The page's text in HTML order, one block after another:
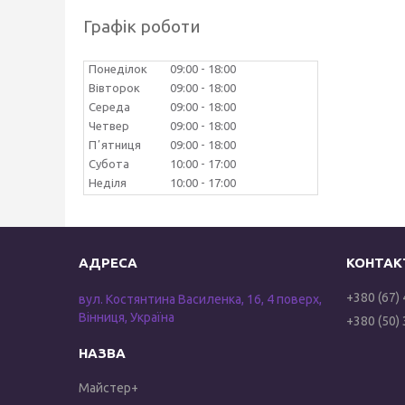
Графік роботи
Понеділок 09:00
18:00
Вівторок
09:00
18:00
Середа
09:00
18:00
Четвер
09:00
18:00
Пʼятниця
09:00
18:00
Субота
10:00
17:00
Неділя
10:00 17:00
вул. Костянтина Василенка, 16, 4 поверх,
Вінниця, Україна
Майстер+
+380 (67)
+380 (50)